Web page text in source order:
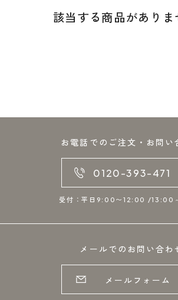
該当する商品がありま
お電話でのご注文・お問い
0120-393-471
受付：平日9:00〜12:00 /13:00
メールでのお問い合わ
メールフォーム